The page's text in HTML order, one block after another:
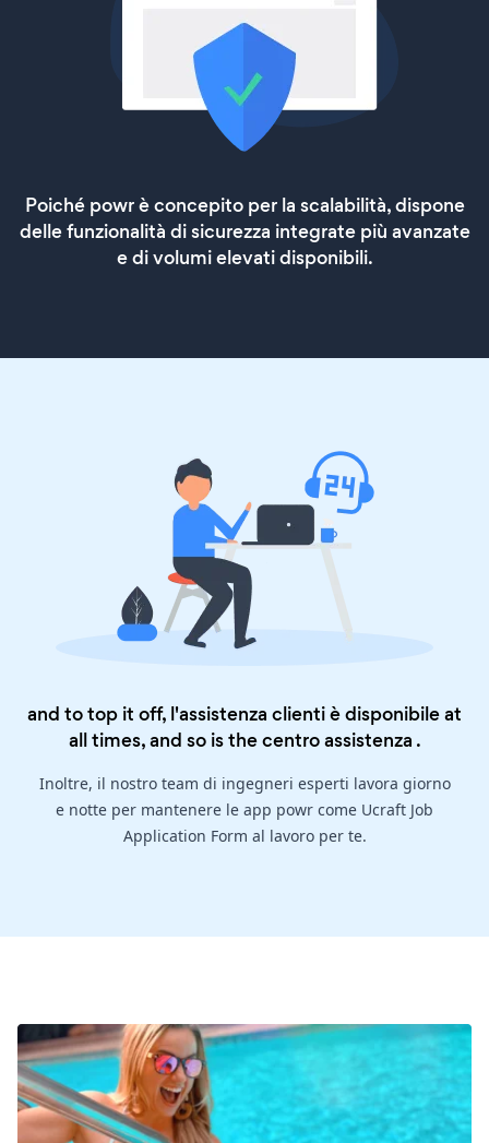
Poiché powr è concepito per la scalabilità, dispone
delle funzionalità di sicurezza integrate più avanzate
e di volumi elevati disponibili.
and to top it off, l'assistenza clienti è disponibile at
all times, and so is thecentro assistenza .
Inoltre, il nostro team di ingegneri esperti lavora giorno
e notte per mantenere le app powr come Ucraft Job
Application Form al lavoro per te.